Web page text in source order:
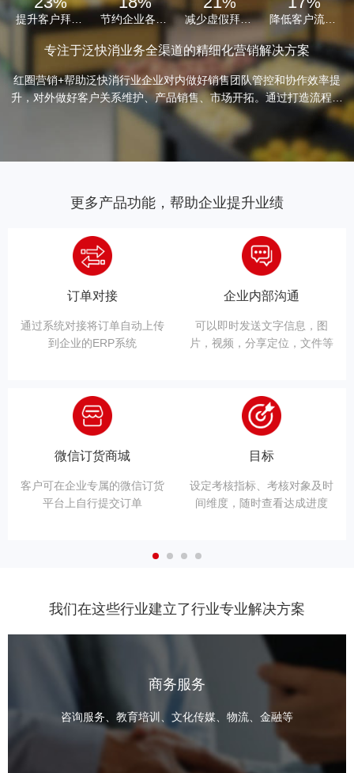
提升客户拜访质量和覆盖率 节约企业各级管理成本 减少虚假拜访和费用虚报 降低客户流失风险
专注于泛快消业务全渠道的精细化营销解决方案
红圈营销+帮助泛快消行业企业对内做好销售团队管控和协作效率提
升，对外做好客户关系维护、产品销售、市场开拓。通过打造流程固
定化、环节标准化、管理可视化、工具现代化的流程，为企业提供数
据赋能，助力模式转型。实现降本、提效、增收的效果。
更多产品功能，帮助企业提升业绩
订单对接
通过系统对接将订单自动上传
到企业的ERP系统
微信订货商城
客户可在企业专属的微信订货
平台上自行提交订单
企业内部沟通
可以即时发送文字信息，图
片，视频，分享定位，文件等
目标
设定考核指标、考核对象及时
间维度，随时查看达成进度
我们在这些行业建立了行业专业解决方案
商务服务
咨询服务、教育培训、文化传媒、物流、金融等